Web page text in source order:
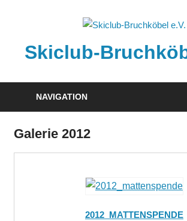
Skiclub-
bruchkoebel.de
NAVIGATION
Galerie 2012
2012_MATTENSPENDE